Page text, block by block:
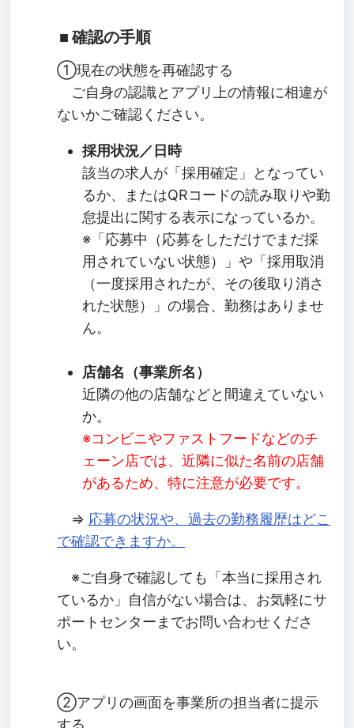
確認の手順
①現在の状態を再確認する
ご自身の認識とアプリ上の情報に相違が
ないかご確認ください。
採用状況／日時
該当の求人が「採用確定」となってい
るか、またはQRコードの読み取りや勤
怠提出に関する表示になっているか。
※「応募中（応募をしただけでまだ採
用されていない状態）」や「採用取消
（一度採用されたが、その後取り消さ
れた状態）」の場合、勤務はありませ
ん。
店舗名（事業所名）
近隣の他の店舗などと間違えていない
か。
※コンビニやファストフードなどのチ
ェーン店では、近隣に似た名前の店舗
があるため、特に注意が必要です。
⇒ 応募の状況や、過去の勤務履歴はどこ
で確認できますか。
※ご自身で確認しても「本当に採用され
ているか」自信がない場合は、お気軽にサ
ポートセンターまでお問い合わせくださ
い。
②アプリの画面を事業所の担当者に提示
する